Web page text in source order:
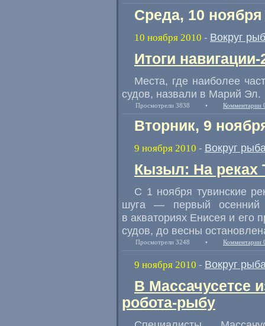
Среда, 10 ноября
10 ноября 2010 - Вокруг
Итоги
Места, где наиболее
судов, назвали в Марий Эл.
Просмотрели 3838 • Комментарии
Вторник, 9
9 ноября 2010 - Вокруг
Кызыл: На реках
С 1 ноября тувинские
шуга — первый осенний
в акваториях Енисея и его
судов, до весны
Просмотрели 3248 • Комментарии
9 ноября 2010 - Вокруг
В Массачусетсе
робота-рыбу